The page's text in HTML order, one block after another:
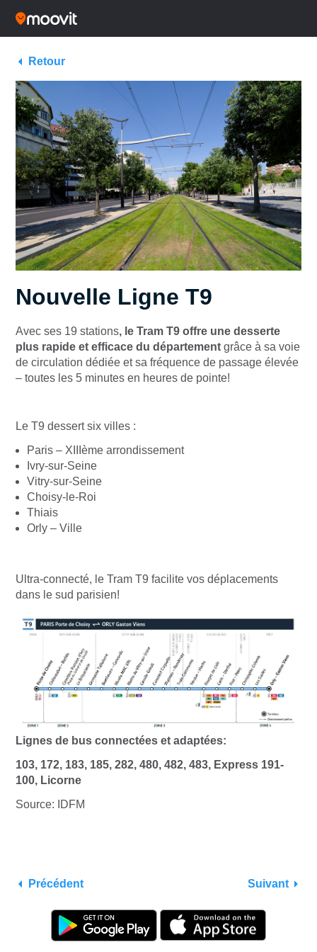
Retour
Nouvelle Ligne T9
Avec ses 19 stations, le Tram T9 offre une desserte
plus rapide et efficace du département grâce à sa voie
de circulation dédiée et sa fréquence de passage élevée
– toutes les 5 minutes en heures de pointe!
Le T9 dessert six villes :
Paris – XIIIème arrondissement
Ivry-sur-Seine
Vitry-sur-Seine
Choisy-le-Roi
Thiais
Orly – Ville
Ultra-connecté, le Tram T9 facilite vos déplacements
dans le sud parisien!
Lignes de bus connectées et adaptées:
103, 172, 183, 185, 282, 480, 482, 483, Express 191-
100, Licorne
Source: IDFM
Précédent Suivant